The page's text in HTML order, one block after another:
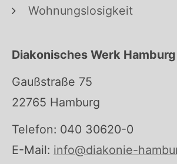
Wohnungslosigkeit
Diakonisches Werk Hamburg
Gaußstraße 75
22765 Hamburg
Telefon: 040 30620-0
E-Mail: info@diakonie-